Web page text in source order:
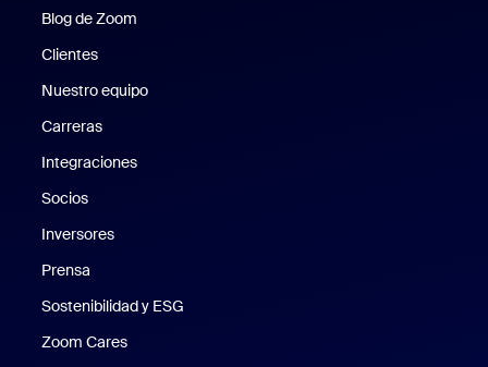
Blog de Zoom
Clientes
Nuestro equipo
Carreras
Integraciones
Socios
Inversores
Prensa
Sostenibilidad y ESG
Zoom Cares